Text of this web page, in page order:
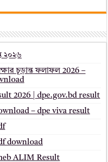
২০২৬
চূড়ান্ত ফলাফল 2026 –
2026 | dpe.gov.bd result
– dpe viva result
download
ALIM Result